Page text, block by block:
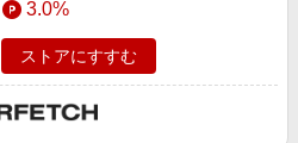
3.0%
ストアにすすむ